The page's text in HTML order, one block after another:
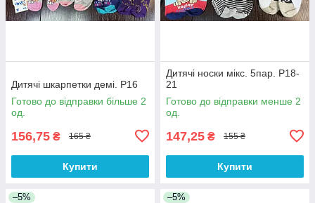
Дитячі шкарпетки демі. Р16
Готово до відправки більше 2
од.
156,75 ₴ 165 ₴
Купити
Дитячі носки мікс. 5пар. Р18-
21
Готово до відправки менше 2
од.
147,25 ₴ 155 ₴
Купити
–5% –5%